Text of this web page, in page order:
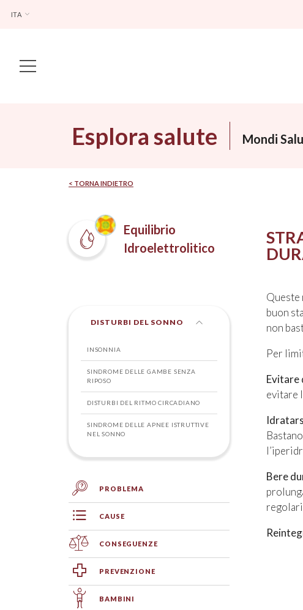
ITA
Main Navigation
Esplora salute Mondi
< TORNA INDIETRO
Equilibrio
Idroelettrolitico
DISTURBI DEL SONNO
INSONNIA
SINDROME DELLE GAMBE SENZA
RIPOSO
DISTURBI DEL RITMO CIRCADIANO
SINDROME DELLE APNEE ISTRUTTIVE
NEL SONNO
PROBLEMA
CAUSE
CONSEGUENZE
PREVENZIONE
BAMBINI
Queste
buon
non
Per
Evitare
evitare
Bere